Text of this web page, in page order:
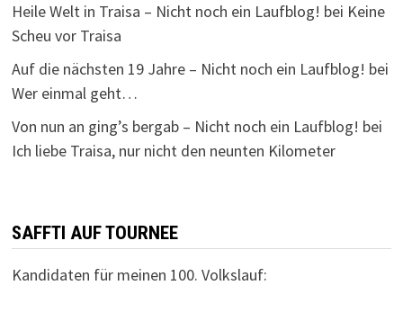
Heile Welt in Traisa – Nicht noch ein Laufblog! bei Keine
Scheu vor Traisa
Auf die nächsten 19 Jahre – Nicht noch ein Laufblog! bei
Wer einmal geht…
Von nun an ging’s bergab – Nicht noch ein Laufblog! bei
Ich liebe Traisa, nur nicht den neunten Kilometer
SAFFTI AUF TOURNEE
Kandidaten für meinen 100. Volkslauf: